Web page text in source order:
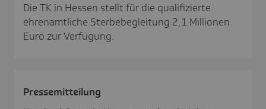
Die TK in Hessen stellt für die qualifizierte
ehrenamtliche Sterbebegleitung 2,1 Millionen
Euro zur Verfügung.
Pres­se­mit­tei­lung